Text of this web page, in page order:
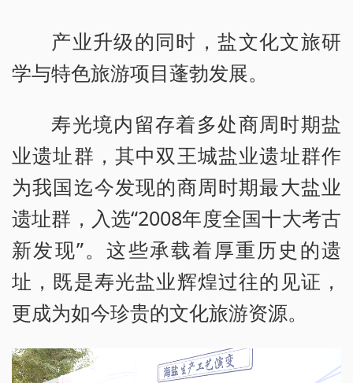
产业升级的同时，盐文化文旅研
学与特色旅游项目蓬勃发展。
寿光境内留存着多处商周时期盐
业遗址群，其中双王城盐业遗址群作
为我国迄今发现的商周时期最大盐业
遗址群，入选“2008年度全国十大考古
新发现”。这些承载着厚重历史的遗
址，既是寿光盐业辉煌过往的见证，
更成为如今珍贵的文化旅游资源。